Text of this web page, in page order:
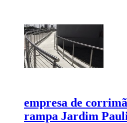
empresa de
rampa Jardim